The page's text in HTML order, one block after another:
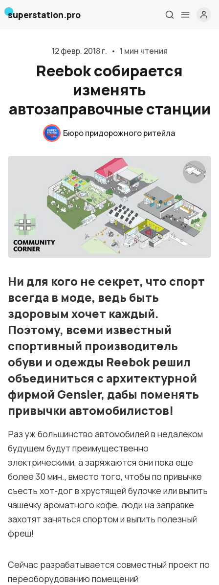
Дизайн и проектирование
Консалтинг и обучение
Блог
События
Контакты
Мнения
Видео
Подписка
Условия использования материалов
Политика конфиденциальности и cookie
superstation.pro
12 февр. 2018 г. • 1 мин чтения
Reebok собирается
изменять
автозаправочные станции
Бюро придорожного ритейла
Ни для кого не секрет, что спорт
всегда в моде, ведь быть
здоровым хочет каждый.
Поэтому, всеми известный
спортивный производитель
обуви и одежды Reebok решил
объединиться с архитектурной
фирмой Gensler, дабы поменять
привычки автомобилистов!
Раз уж большинство автомобилей в недалеком
будущем будут преимущественно
электрическими, а заряжаются они пока еще
более 30 мин., вместо того, чтобы по привычке
съесть хот-дог в хрустящей булочке или выпить
чашечку ароматного кофе, люди на заправке
захотят заняться спортом и выпить полезный
фреш!
Сейчас разрабатывается совместный проект по
переоборудованию помещений